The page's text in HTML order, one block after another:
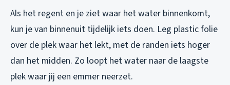
Als het regent en je ziet waar het water binnenkomt,
kun je van binnenuit tijdelijk iets doen. Leg plastic folie
over de plek waar het lekt, met de randen iets hoger
dan het midden. Zo loopt het water naar de laagste
plek waar jij een emmer neerzet.